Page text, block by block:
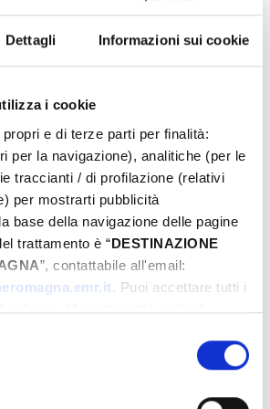
Dettagli Informazioni sui cookie
i cookie
e di terze parti per finalità:
per la navigazione), analitiche (per le
traccianti / di profilazione (relativi
per mostrarti pubblicità
base della navigazione delle pagine
trattamento è “DESTINAZIONE
”, contattabile all'email:
. Puoi accettare tutti i
“Accetta tutti i cookie”,
facendo clic su “Personalizza”.
a tutti i cookie i Tuoi dati potranno